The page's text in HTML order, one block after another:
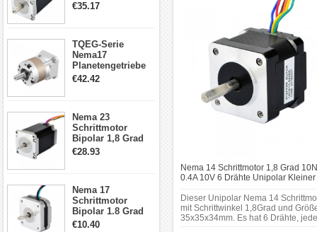
4.2A 57x57x114mm
€35.17
TQEG-Serie
Nema17
Planetengetriebe
5:1 Spiel 15Arc-
€42.42
Nema 23
Schrittmotor
Bipolar 1,8 Grad
2,83Nm 4 A 2,26V
€28.93
Nema 17
Schrittmotor
Bipolar 1.8 Grad
8.7Ncm 1A 3.5V 4
€10.40
Nema 14 Schrittmotor 1,8 Grad
0.4A 10V 6 Drähte Unipolar Kleiner
Dieser Unipolar Nema 14
mit Schrittwinkel 1,8Grad und
35x35x34mm. Es hat 6 Drähte, jede